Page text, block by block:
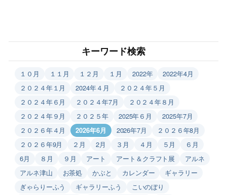
キーワード検索
１０月 １１月 １２月 １月 2022年
2022年4月
２０２４年１月
2024年４月
２０２４年５月
２０２４年６月
２０２４年7月
２０２４年８月
２０２４年９月
２０２５年 2025年６月
2025年7月
２０２６年４月
2026年6月 2026年7月
２０２６年8月
２０２６年9月
２月 2月 ３月 ４月 ５月
６月
6月
８月 ９月 アート アート＆クラフト展
アルネ
アルネ津山
お茶処 かぶと カレンダー
ギャラリー
ぎゃらりーふう
ギャラリーふう
こいのぼり